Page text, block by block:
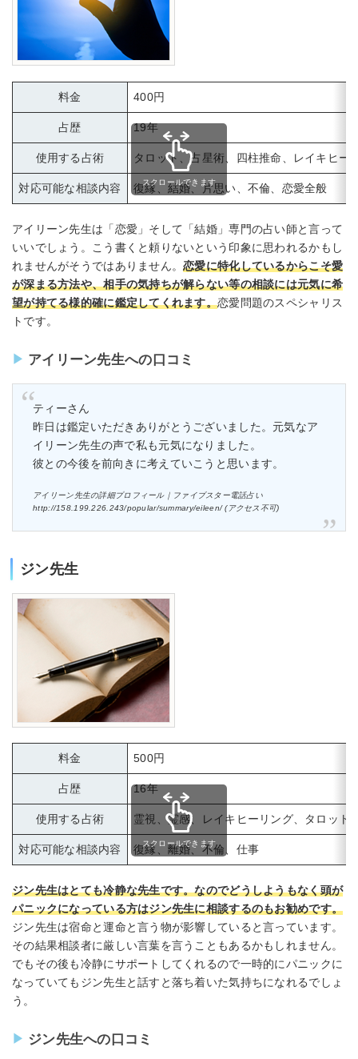
料金 400円
占歴 19年
使用する占術 タロット、占星術、四柱推命、レイキヒー
対応可能な相談内容 復縁、結婚、片思い、不倫、恋愛全般
スクロールできます
アイリーン先生は「恋愛」そして「結婚」専門の占い師と言って
いいでしょう。こう書くと頼りないという印象に思われるかもし
れませんがそうではありません。恋愛に特化しているからこそ愛
が深まる方法や、相手の気持ちが解らない等の相談には元気に希
望が持てる様的確に鑑定してくれます。恋愛問題のスペシャリス
トです。
アイリーン先生への口コミ
ティーさん
昨日は鑑定いただきありがとうございました。元気なア
イリーン先生の声で私も元気になりました。
彼との今後を前向きに考えていこうと思います。
アイリーン先生の詳細プロフィール｜ファイブスター電話占い
http://158.199.226.243/popular/summary/eileen/ (アクセス不可)
ジン先生
料金 500円
占歴 16年
使用する占術 霊視、霊感、レイキヒーリング、タロット
対応可能な相談内容 復縁、離婚、不倫、仕事
スクロールできます
ジン先生はとても冷静な先生です。なのでどうしようもなく頭が
パニックになっている方はジン先生に相談するのもお勧めです。
ジン先生は宿命と運命と言う物が影響していると言っています。
その結果相談者に厳しい言葉を言うこともあるかもしれません。
でもその後も冷静にサポートしてくれるので一時的にパニックに
なっていてもジン先生と話すと落ち着いた気持ちになれるでしょ
う。
ジン先生への口コミ